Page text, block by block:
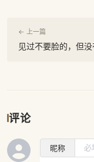
← 上一篇
见过不要脸的，但
评论
昵称